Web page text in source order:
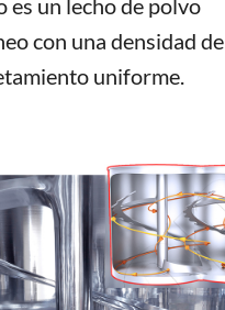
es un lecho de polvo
con una densidad de
uniforme.